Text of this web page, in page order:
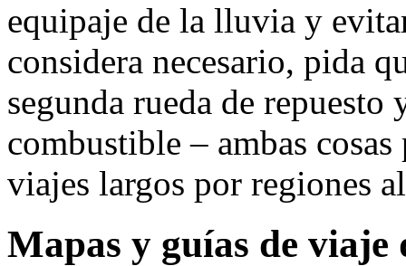
equipaje de la lluvia y
considera necesario, pida
segunda rueda de
combustible – ambas
viajes largos por regiones
Mapas y guías de viaje